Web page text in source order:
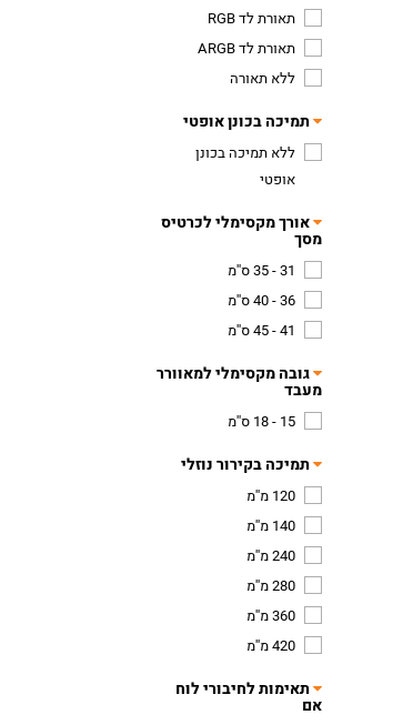
תאורת לד RGB
תאורת לד ARGB
ללא תאורה
תמיכה בכונן אופטי
ללא תמיכה בכונן
אופטי
אורך מקסימלי לכרטיס
מסך
31 - 35 ס''מ
36 - 40 ס''מ
41 - 45 ס''מ
גובה מקסימלי למאוורר
מעבד
15 - 18 ס''מ
תמיכה בקירור נוזלי
120 מ''מ
140 מ''מ
240 מ''מ
280 מ''מ
360 מ''מ
420 מ''מ
תאימות לחיבורי לוח
אם